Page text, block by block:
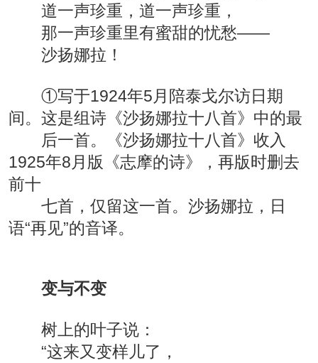
道一声珍重，道一声珍重，
那一声珍重里有蜜甜的忧愁——
沙扬娜拉！
①写于1924年5月陪泰戈尔访日期
间。这是组诗《沙扬娜拉十八首》中的最
后一首。《沙扬娜拉十八首》收入
1925年8月版《志摩的诗》，再版时删去
前十
七首，仅留这一首。沙扬娜拉，日
语“再见”的音译。
变与不变
树上的叶子说：
“这来又变样儿了，